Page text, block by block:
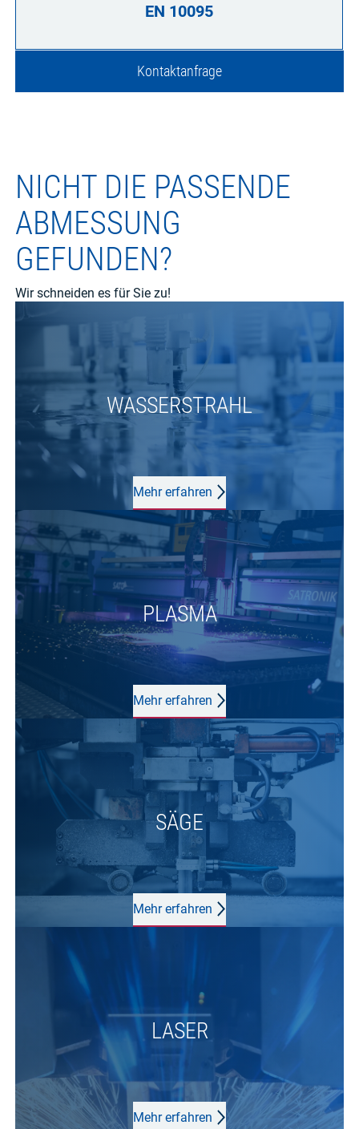
EN 10095
Kontaktanfrage
NICHT DIE PASSENDE
ABMESSUNG
GEFUNDEN?
Wir schneiden es für Sie zu!
WASSERSTRAHL
Mehr erfahren
PLASMA
Mehr erfahren
SÄGE
Mehr erfahren
LASER
Mehr erfahren